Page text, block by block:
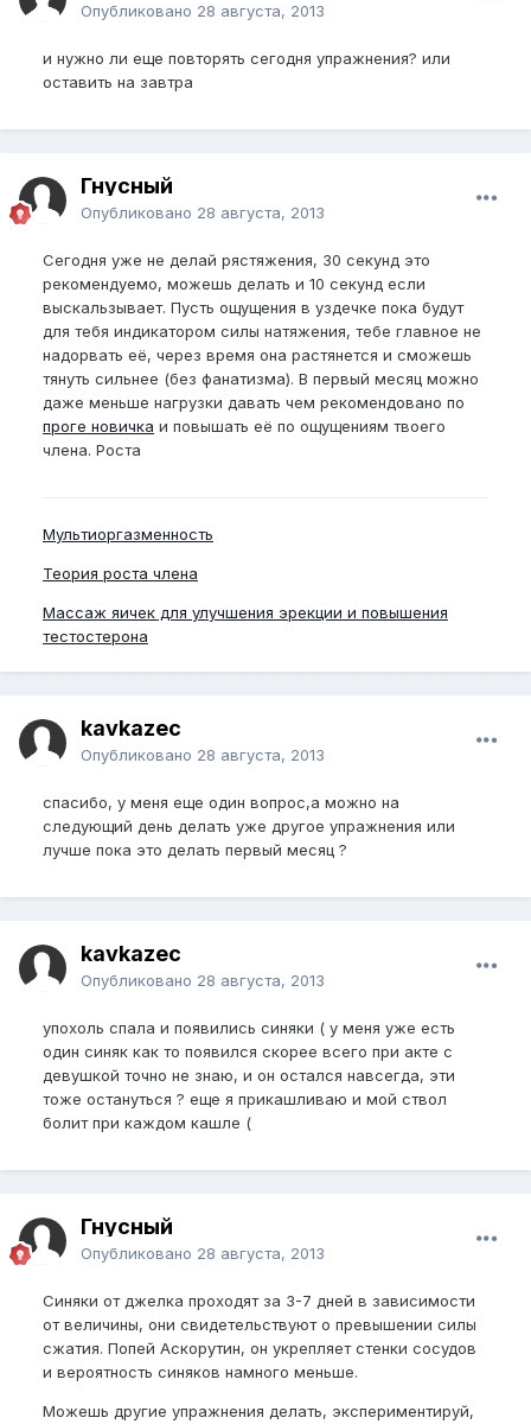
Опубликовано 28 августа, 2013
и нужно ли еще повторять сегодня упражнения? или
оставить на завтра
Гнусный
Опубликовано 28 августа, 2013
Сегодня уже не делай рястяжения, 30 секунд это
рекомендуемо, можешь делать и 10 секунд если
выскальзывает. Пусть ощущения в уздечке пока будут
для тебя индикатором силы натяжения, тебе главное не
надорвать её, через время она растянется и сможешь
тянуть сильнее (без фанатизма). В первый месяц можно
даже меньше нагрузки давать чем рекомендовано по
проге новичка и повышать её по ощущениям твоего
члена. Роста
Мультиоргазменность
Теория роста члена
Массаж яичек для улучшения эрекции и повышения
тестостерона
kavkazec
Опубликовано 28 августа, 2013
спасибо, у меня еще один вопрос,а можно на
следующий день делать уже другое упражнения или
лучше пока это делать первый месяц ?
kavkazec
Опубликовано 28 августа, 2013
упохоль спала и появились синяки ( у меня уже есть
один синяк как то появился скорее всего при акте с
девушкой точно не знаю, и он остался навсегда, эти
тоже остануться ? еще я прикашливаю и мой ствол
болит при каждом кашле (
Гнусный
Опубликовано 28 августа, 2013
Синяки от джелка проходят за 3-7 дней в зависимости
от величины, они свидетельствуют о превышении силы
сжатия. Попей Аскорутин, он укрепляет стенки сосудов
и вероятность синяков намного меньше.
Можешь другие упражнения делать, экспериментируй,